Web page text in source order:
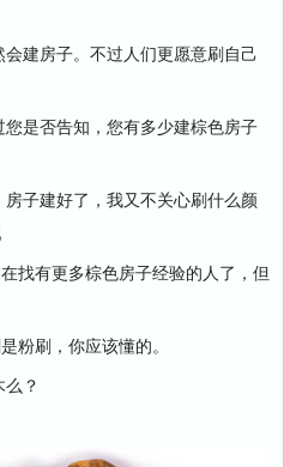
建房子。不过人们更愿意刷自己
是否告知，您有多少建棕色房子
子建好了，我又不关心刷什么颜
找有更多棕色房子经验的人了，但
粉刷，你应该懂的。
？